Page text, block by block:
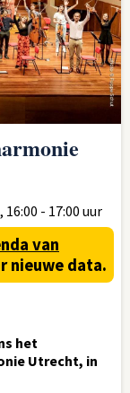
- 17:00 uur
van
nieuwe data.
het
Utrecht, in